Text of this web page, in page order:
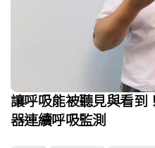
讓呼吸能被聽見與看到
器連續呼吸監測